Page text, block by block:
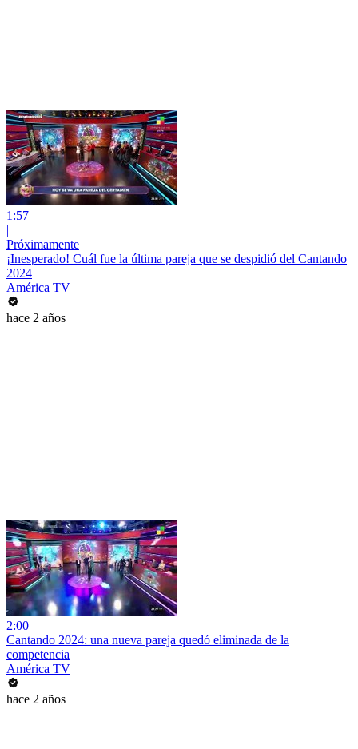
1:57
|
Próximamente
¡Inesperado! Cuál fue la última pareja que se despidió del Cantando
2024
América TV
hace 2 años
2:00
Cantando 2024: una nueva pareja quedó eliminada de la
competencia
América TV
hace 2 años